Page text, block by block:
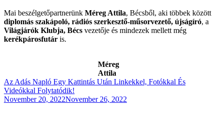
Mai beszélgetőpartnerünk Méreg Attila, Bécsből, aki többek között
diplomás szakápoló, rádiós szerkesztő-műsorvezető, újságíró, a
Világjárók Klubja, Bécs vezetője és mindezek mellett még
kerékpárosfutár is.
Méreg
Attila
Az Adás Napló Egy Kattintás Után Linkekkel, Fotókkal És
Videókkal Folytatódik!
Posted
November 20, 2022November 26, 2022